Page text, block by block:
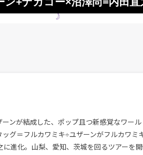
ーンが結成した、ポップ且つ新感覚なワー
グ＝フルカワミキ÷ユザーンがフルカワミ
に進化。山梨、愛知、茨城を回るツアーを